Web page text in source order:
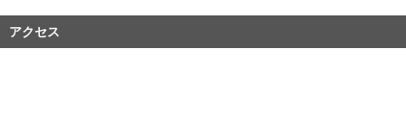
アクセス